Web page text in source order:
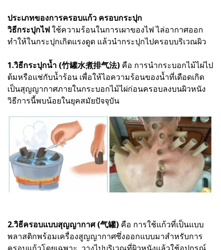
ประเภทของการครอบแก้ว ครอบกระปุก
วิธีกระปุกไฟใช้ความร้อนในการเผาของไฟ ไล่อากาศออก
ทําให้ในกระปุกเกิดแรงดูด แล้วนํากระปุกไปครอบบริเวณผิว
1.วิธีกระปุกน้ำ (竹罐水煮排气法) คือ การนำกระบอกไม้ไผ่ไป
ต้มหรือแช่กับน้ำร้อน เพื่อให้ไอความร้อนของน้ำที่เดือดเกิด
เป็นสุญญากาศภายในกระบอกไม้ไผ่ก่อนครอบลงบนผิวหนัง
วิธีการนี้พบน้อยในยุคสมัยปัจจุบัน
2.วิธีครอบแบบสุญญากาศ (气罐) คือ การใช้แก้วที่เป็นแบบ
พลาสติกพร้อมเครื่องสูญญากาศซึ่งออกแบบมาสำหรับการ